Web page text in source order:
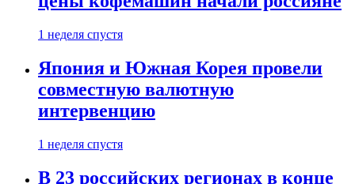
1 неделя спустя
Япония и Южная Корея провели
совместную валютную
интервенцию
1 неделя спустя
В 23 российских регионах в конце